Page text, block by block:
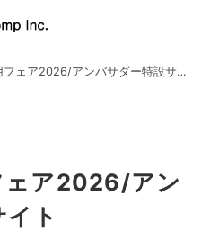
ェア2026/アンバサダー特設サイト
ェア2026/アン
ト